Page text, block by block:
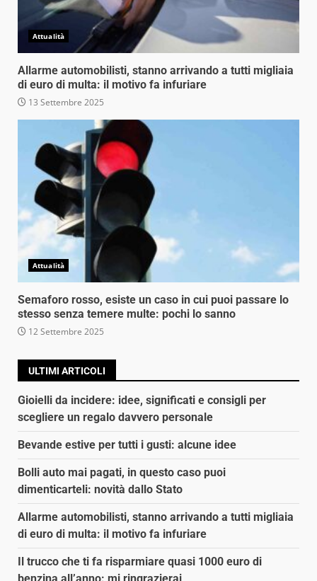
Attualità
Allarme automobilisti, stanno arrivando a tutti migliaia
di euro di multa: il motivo fa infuriare
13 Settembre 2025
Attualità
Semaforo rosso, esiste un caso in cui puoi passare lo
stesso senza temere multe: pochi lo sanno
12 Settembre 2025
ULTIMI ARTICOLI
Gioielli da incidere: idee, significati e consigli per
scegliere un regalo davvero personale
Bevande estive per tutti i gusti: alcune idee
Bolli auto mai pagati, in questo caso puoi
dimenticarteli: novità dallo Stato
Allarme automobilisti, stanno arrivando a tutti migliaia
di euro di multa: il motivo fa infuriare
Il trucco che ti fa risparmiare quasi 1000 euro di